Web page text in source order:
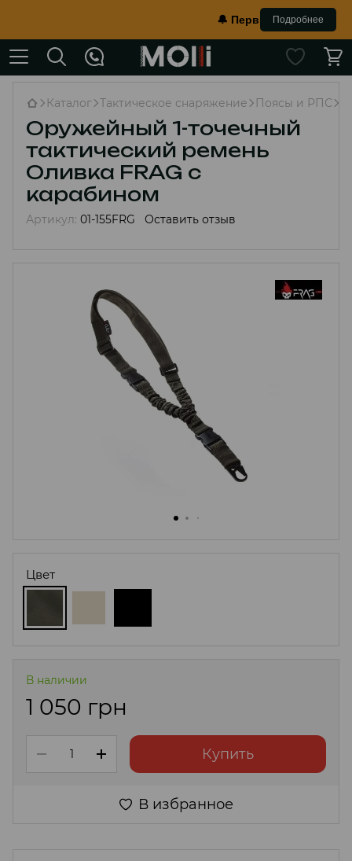
🔔 Первый в Украине
Подробнее
Каталог Тактическое снаряжение Поясы и РПС
Оружейный 1-точечный
тактический ремень
Оливка FRAG с
карабином
Артикул: 01-155FRG Оставить отзыв
Цвет
В наличии
1 050 грн
Купить
В избранное